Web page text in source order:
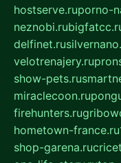
hostserve.ruporno-
neznobi.ru
delfinet.ru
velotrenajery.ru
show-pets.ru
miraclecoon.ru
firehunters.ru
hometown-france.ru
shop-garena.ru